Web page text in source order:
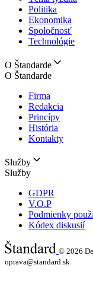
Politika
Ekonomika
Spoločnosť
Technológie
O Štandarde
O Štandarde
Firma
Redakcia
Princípy
História
Kontakty
Služby
Služby
GDPR
V.O.P
Podmienky
Kódex diskusií
© 2026
oprava@standard.sk